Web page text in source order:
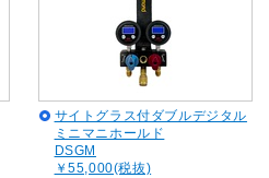
サイトグラス付ダブルデジタル
ミニマニホールド
DSGM
￥55,000(税抜)